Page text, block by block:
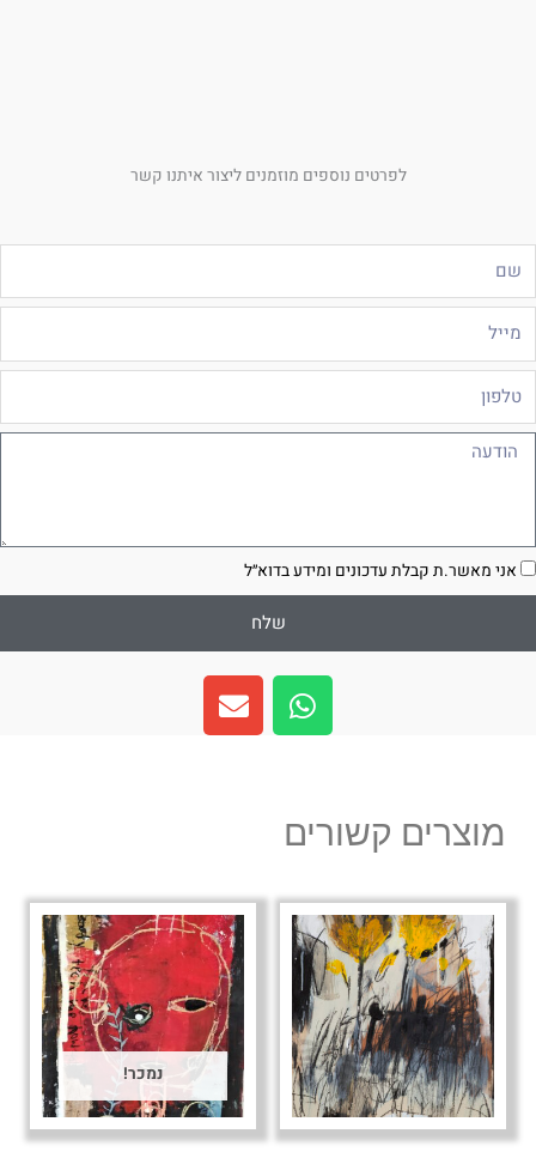
לפרטים נוספים מוזמנים ליצור איתנו קשר
אני מאשר.ת קבלת עדכונים ומידע בדוא״ל
שלח
W
h
a
a
p
E
n
v
e
מוצרים קשורים
נמכר!